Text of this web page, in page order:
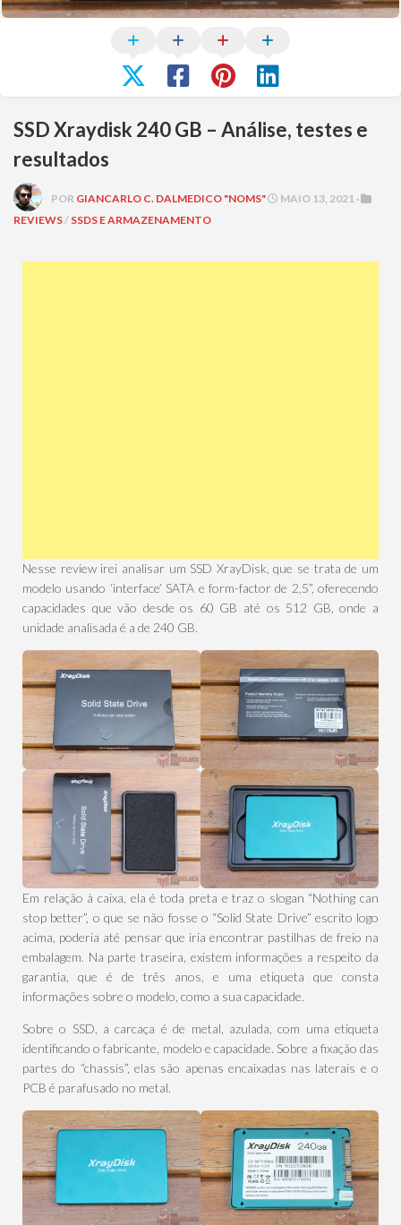
SSD Xraydisk 240 GB – Análise, testes e
resultados
POR GIANCARLO C. DALMEDICO "NOMS"
MAIO 13, 2021 ·
REVIEWS/ SSDS E ARMAZENAMENTO
Nesse review irei analisar um SSD XrayDisk, que se trata de um
modelo usando ‘interface’ SATA e form-factor de 2,5”, oferecendo
capacidades que vão desde os 60 GB até os 512 GB, onde a
unidade analisada é a de 240 GB.
Em relação à caixa, ela é toda preta e traz o slogan “Nothing can
stop better”, o que se não fosse o “Solid State Drive” escrito logo
acima, poderia até pensar que iria encontrar pastilhas de freio na
embalagem. Na parte traseira, existem informações a respeito da
garantia, que é de três anos, e uma etiqueta que consta
informações sobre o modelo, como a sua capacidade.
Sobre o SSD, a carcaça é de metal, azulada, com uma etiqueta
identificando o fabricante, modelo e capacidade. Sobre a fixação das
partes do “chassis”, elas são apenas encaixadas nas laterais e o
PCB é parafusado no metal.